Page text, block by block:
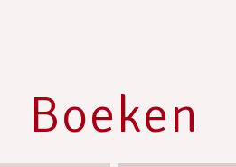
Boeken